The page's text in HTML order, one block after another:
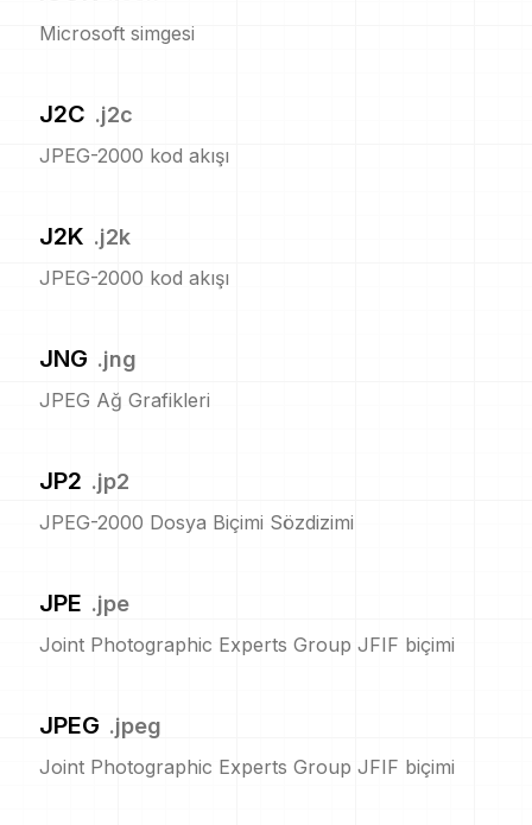
Microsoft simgesi
J2C .j2c
JPEG-2000 kod akışı
J2K .j2k
JPEG-2000 kod akışı
JNG .jng
JPEG Ağ Grafikleri
JP2 .jp2
JPEG-2000 Dosya Biçimi Sözdizimi
JPE .jpe
Joint Photographic Experts Group JFIF biçimi
JPEG .jpeg
Joint Photographic Experts Group JFIF biçimi